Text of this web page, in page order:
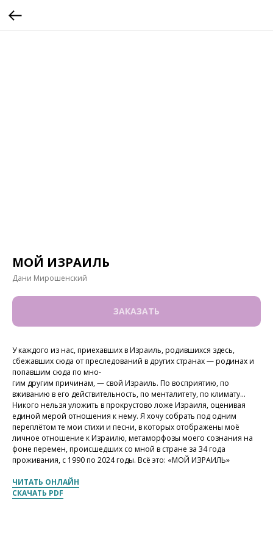
МОЙ ИЗРАИЛЬ
Дани Мирошенский
ЗАКАЗАТЬ
У каждого из нас, приехавших в Израиль, родившихся здесь,
сбежавших сюда от преследований в других странах — родинах и
попавшим сюда по мно-
гим другим причинам, — свой Израиль. По восприятию, по
вживанию в его действительность, по менталитету, по климату…
Никого нельзя уложить в прокрустово ложе Израиля, оценивая
единой мерой отношения к нему. Я хочу собрать под одним
переплётом те мои стихи и песни, в которых отображены моё
личное отношение к Израилю, метаморфозы моего сознания на
фоне перемен, происшедших со мной в стране за 34 года
проживания, с 1990 по 2024 годы. Всё это: «МОЙ ИЗРАИЛЬ»
ЧИТАТЬ ОНЛАЙН
СКАЧАТЬ PDF